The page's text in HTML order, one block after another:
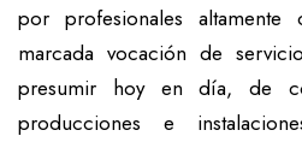
por profesionales
marcada vocación de
presumir hoy en día, de
producciones e